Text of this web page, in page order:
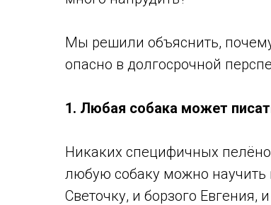
Мы решили объяснить,
опасно в долгосрочной
1. Любая собака может
Никаких специфичных
любую собаку можно научить
Светочку, и борзого Евгения,